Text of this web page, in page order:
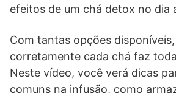
efeitos de um chá detox no dia
Com tantas opções
corretamente cada chá faz
Neste vídeo, você verá dicas
comuns na infusão, como